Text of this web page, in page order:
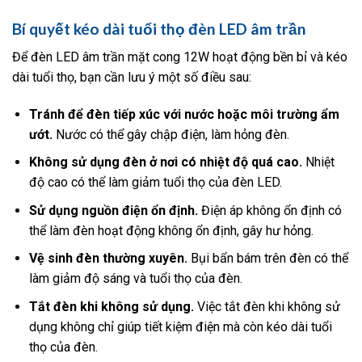
Bí quyết kéo dài tuổi thọ đèn LED âm trần
Để đèn LED âm trần mặt cong 12W hoạt động bền bỉ và kéo
dài tuổi thọ, bạn cần lưu ý một số điều sau:
Tránh để đèn tiếp xúc với nước hoặc môi trường ẩm
ướt. Nước có thể gây chập điện, làm hỏng đèn.
Không sử dụng đèn ở nơi có nhiệt độ quá cao.Nhiệt
độ cao có thể làm giảm tuổi thọ của đèn LED.
Sử dụng nguồn điện ổn định. Điện áp không ổn định có
thể làm đèn hoạt động không ổn định, gây hư hỏng.
Vệ sinh đèn thường xuyên.Bụi bẩn bám trên đèn có thể
làm giảm độ sáng và tuổi thọ của đèn.
Tắt đèn khi không sử dụng.Việc tắt đèn khi không sử
dụng không chỉ giúp tiết kiệm điện mà còn kéo dài tuổi
thọ của đèn.